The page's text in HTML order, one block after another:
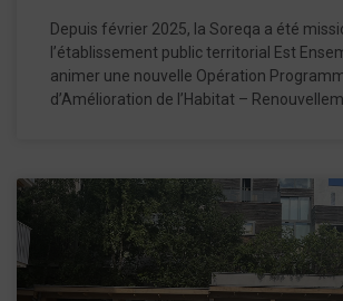
Depuis février 2025, la Soreqa a été
l’établissement public territorial Est
animer une nouvelle Opération
d’Amélioration de l’Habitat –